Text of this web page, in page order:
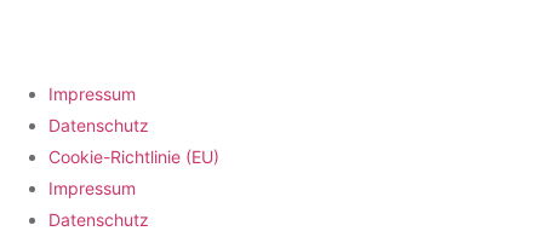
Impressum
Datenschutz
Cookie-Richtlinie (EU)
Impressum
Datenschutz